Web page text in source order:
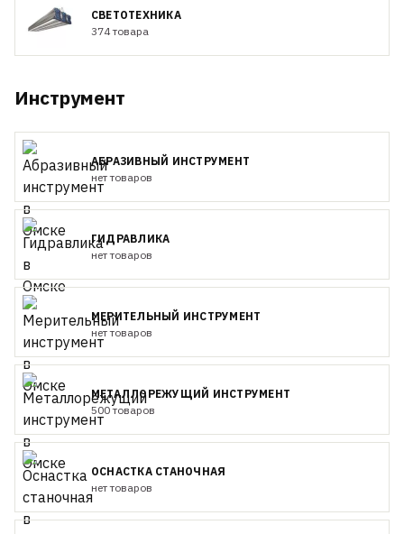
СВЕТОТЕХНИКА
374 товара
Инструмент
АБРАЗИВНЫЙ ИНСТРУМЕНТ
нет товаров
ГИДРАВЛИКА
нет товаров
МЕРИТЕЛЬНЫЙ ИНСТРУМЕНТ
нет товаров
МЕТАЛЛОРЕЖУЩИЙ ИНСТРУМЕНТ
500 товаров
ОСНАСТКА СТАНОЧНАЯ
нет товаров